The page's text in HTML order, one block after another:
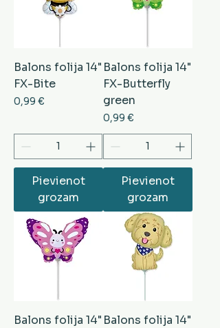
Balons folija 14"
FX-Bite
Cena
0,99 €
Pievienot
grozam
Balons folija 14"
FX-Butterfly
green
Cena
0,99 €
Pievienot
grozam
Balons folija 14" Balons folija 14"